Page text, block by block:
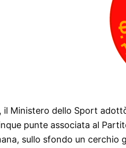
il Ministero dello Sport
punte associata al
sullo sfondo un cerchio